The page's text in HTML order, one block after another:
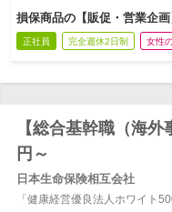
損保商品の【販促・営業企
正社員 完全週休2日制 女性
【総合基幹職（海
円～
日本生命保険相互会社
「健康経営優良法人ホワイト